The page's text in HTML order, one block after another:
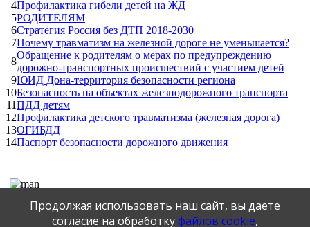
4Профилактика гибели детей на ЖД
5РОДИТЕЛЯМ
6Стратегия Россия без ДТП 2018-2030
7Почему травматизм на железной дороге не уменьшается?
8
Обращение к родителям о мерах по предупреждению
дорожно-транспортных происшествий с участием детей
9ЮИД Дона-территория безопасности региона
10Безопасность на объектах железнодорожного транспорта
11ПДД детям
12Профилактика детского травматизма (железная дорога)
13ОГИБДД
14Паспорт безопасности дорожного движения
фотографий, производится в соответствии с
Федеральным законом от 27.07.2006 г. № 152-ФЗ " О
Продолжая использовать наш сайт, вы даете
согласие на обработкуфайлов cookie,